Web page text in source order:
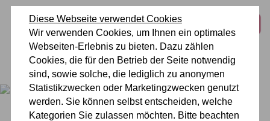
Diese Webseite verwendet Cookies
Wir verwenden Cookies, um Ihnen ein optimales
Webseiten-Erlebnis zu bieten. Dazu zählen
Cookies, die für den Betrieb der Seite notwendig
sind, sowie solche, die lediglich zu anonymen
Statistikzwecken oder Marketingzwecken genutzt
werden. Sie können selbst entscheiden, welche
Kategorien Sie zulassen möchten. Bitte beachten
zum
Inhalt
springen
zur
Navigation
springen
zum
Fußbereich
springen
0 26 42 40 60